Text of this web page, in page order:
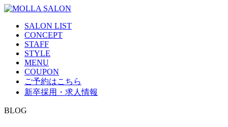
SALON LIST
CONCEPT
STAFF
STYLE
MENU
COUPON
ご予約はこちら
新卒採用・求人情報
BLOG